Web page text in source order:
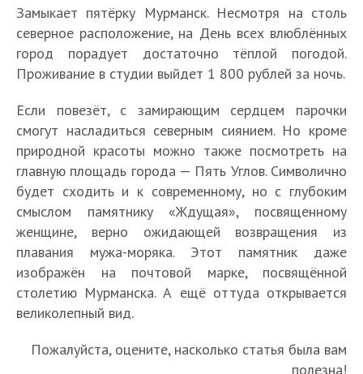
Замыкает пятёрку Мурманск. Несмотря на столь
северное расположение, на День всех влюблённых
город порадует достаточно тёплой погодой.
Проживание в студии выйдет 1 800 рублей за ночь.
Если повезёт, с замирающим сердцем парочки
смогут насладиться северным сиянием. Но кроме
природной красоты можно также посмотреть на
главную площадь города — Пять Углов. Символично
будет сходить и к современному, но с глубоким
смыслом памятнику «Ждущая», посвященному
женщине, верно ожидающей возвращения из
плавания мужа-моряка. Этот памятник даже
изображён на почтовой марке, посвящённой
столетию Мурманска. А ещё оттуда открывается
великолепный вид.
Пожалуйста, оцените, насколько статья была вам
полезна!